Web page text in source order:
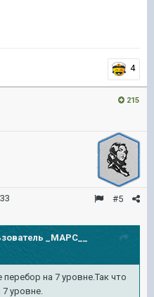
4
215
#5
_MAPC__
на 7 уровне.Так что
уровне.